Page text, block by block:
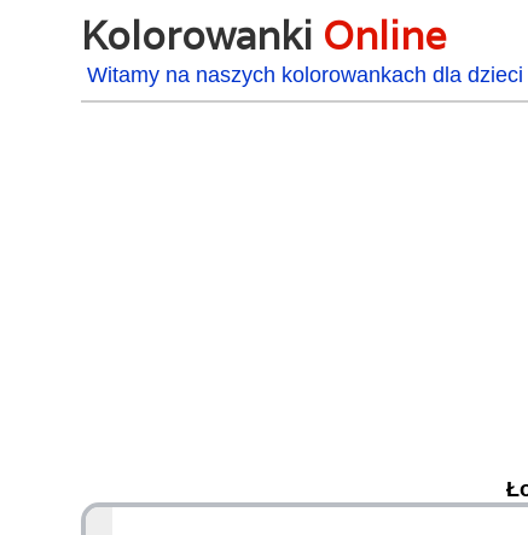
Kolorowanki Online
Witamy na naszych kolorowankach dla